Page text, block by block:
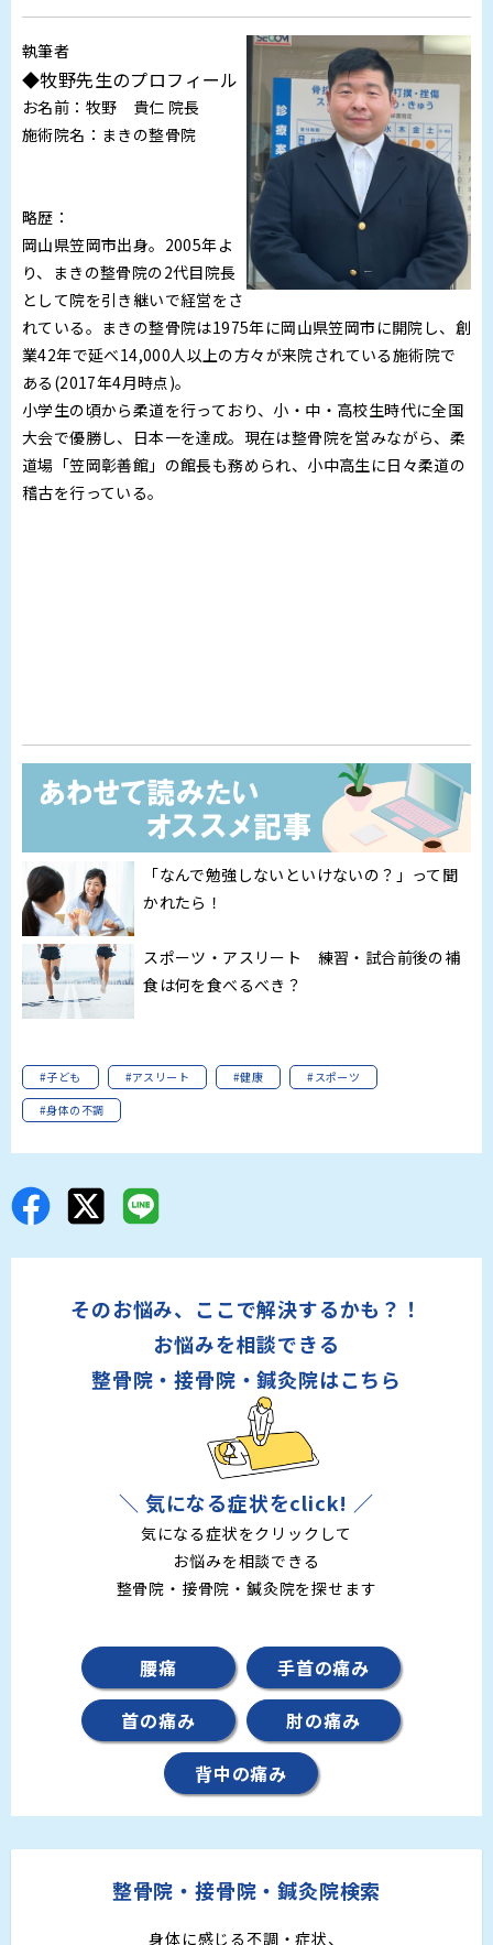
執筆者
◆牧野先生のプロフィール
お名前：牧野 貴仁 院長
施術院名：まきの整骨院
略歴：
岡山県笠岡市出身。2005年よ
り、まきの整骨院の2代目院長
として院を引き継いで経営をさ
れている。まきの整骨院は1975年に岡山県笠岡市に開院し、創
業42年で延べ14,000人以上の方々が来院されている施術院で
ある(2017年4月時点)。
小学生の頃から柔道を行っており、小・中・高校生時代に全国
大会で優勝し、日本一を達成。現在は整骨院を営みながら、柔
道場「笠岡彰善館」の館長も務められ、小中高生に日々柔道の
稽古を行っている。
「なんで勉強しないといけないの？」って聞
かれたら！
スポーツ・アスリート 練習・試合前後の補
食は何を食べるべき？
#子ども #アスリート #健康
#スポーツ
#身体の不調
そのお悩み、ここで解決するかも？！
お悩みを相談できる
整骨院・接骨院・鍼灸院はこちら
＼ 気になる症状をclick! ／
気になる症状をクリックして
お悩みを相談できる
整骨院・接骨院・鍼灸院を探せます
腰痛
手首の痛み
首の痛み
肘の痛み
背中の痛み
整骨院・接骨院・鍼灸院検索
身体に感じる不調・症状、